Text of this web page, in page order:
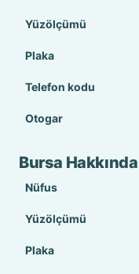
Yüzölçümü
Plaka
Telefon kodu
Otogar
Bursa Hakkında
Nüfus
Yüzölçümü
Plaka